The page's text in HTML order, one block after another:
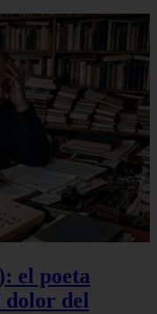
el poeta
dolor del